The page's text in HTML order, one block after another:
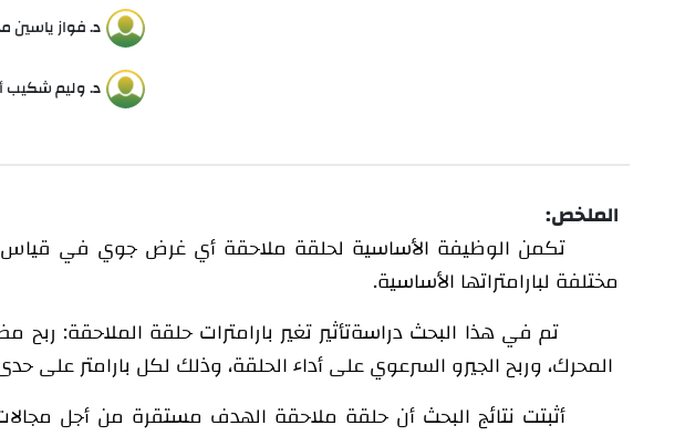
د. فواز
د. وليم شكيب
الملخص:
تكمن الوظيفة الأساسية لحلقة ملاحقة أي غرض جوي في قياس
مختلفة لبارامتراتها الأساسية.
تم في هذا البحث دراسة
تأثير تغير بارامترات حلقة الملاحقة:
أثبتت نتائج البحث أن حلقة ملاحقة الهدف مستقرة من أجل